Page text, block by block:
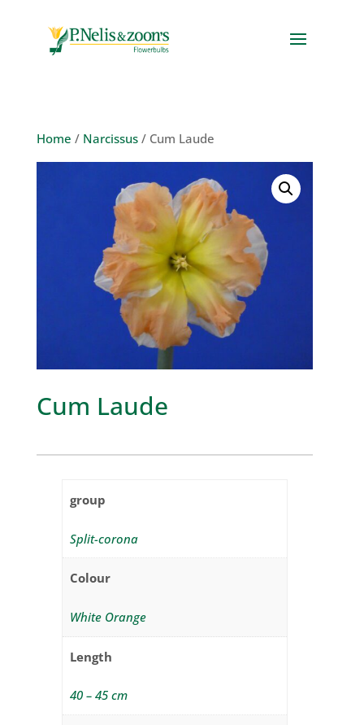
Home / Narcissus/ Cum Laude
Cum Laude
group
Split-corona
Colour
White Orange
Length
40 – 45 cm